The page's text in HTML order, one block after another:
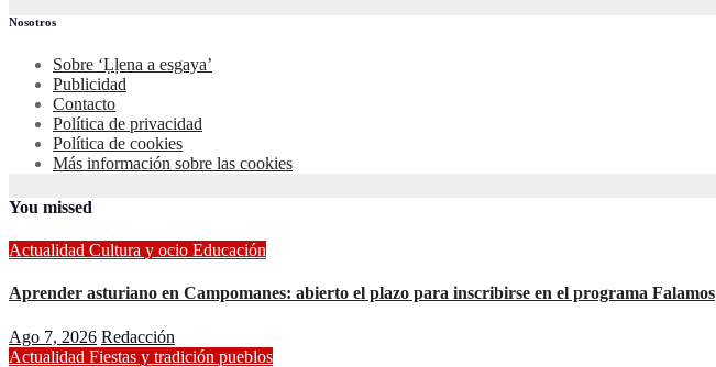
Nosotros
Sobre ‘Ḷḷena a esgaya’
Publicidad
Contacto
Política de privacidad
Política de cookies
Más información sobre las cookies
You missed
Actualidad Cultura y ocio Educación
Aprender asturiano en Campomanes: abierto el plazo para inscribirse en el programa Falamos
Ago 7, 2026 Redacción
Actualidad Fiestas y tradición pueblos